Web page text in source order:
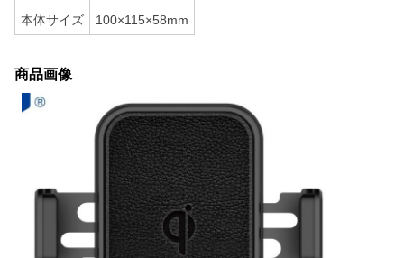
本体サイズ 100×115×58mm
商品画像